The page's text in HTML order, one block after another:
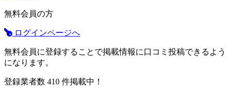
無料会員の方
ログインページへ
無料会員に登録することで掲載情報に口コミ投稿できるよう
になります。
登録業者数 410 件掲載中！